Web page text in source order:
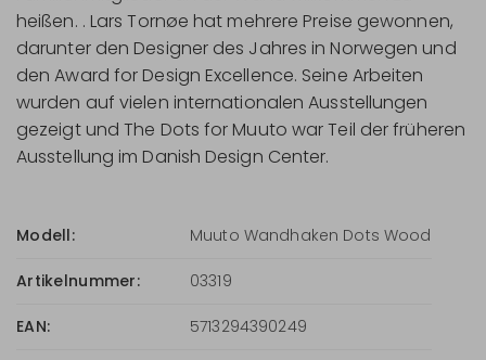
heißen. . Lars Tornøe hat mehrere Preise gewonnen,
darunter den Designer des Jahres in Norwegen und
den Award for Design Excellence. Seine Arbeiten
wurden auf vielen internationalen Ausstellungen
gezeigt und The Dots for Muuto war Teil der früheren
Ausstellung im Danish Design Center.
Modell: Muuto Wandhaken Dots Wood
Artikelnummer: 03319
EAN: 5713294390249